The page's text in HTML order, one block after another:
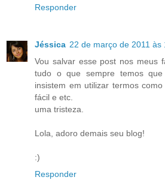
Responder
Jéssica 22 de março de 2011 às
Vou salvar esse post nos meus
tudo o que sempre temos
insistem em utilizar termos
fácil e etc.
uma tristeza.
Lola, adoro demais seu blog!
:)
Responder